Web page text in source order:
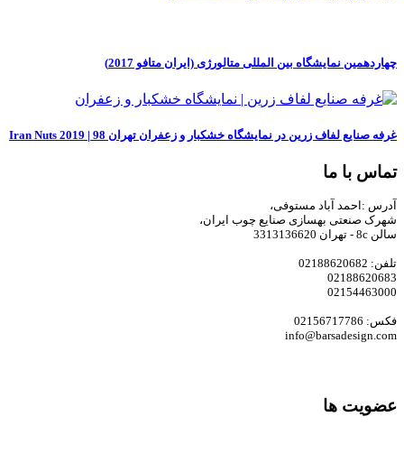
چهاردهمین نمایشگاه بین المللی متالورژی (ایران متافو 2017)
غرفه صنایع لفاف زرین در نمایشگاه خشکبار و زعفران تهران 98 | Iran Nuts 2019
تماس با ما
آدرس :احمد آباد مستوفی،
شهرک صنعتی بهسازی صنایع چوب ایران،
سالن 8c - تهران 3313136620
تلفن: 02188620682
02188620683
02154463000
فکس: 02156717786
info@barsadesign.com
عضویت ها